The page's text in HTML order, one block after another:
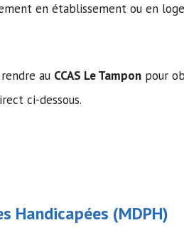
en établissement ou en
au CCAS Le Tampon pour
ci-dessous.
Handicapées (MDPH)